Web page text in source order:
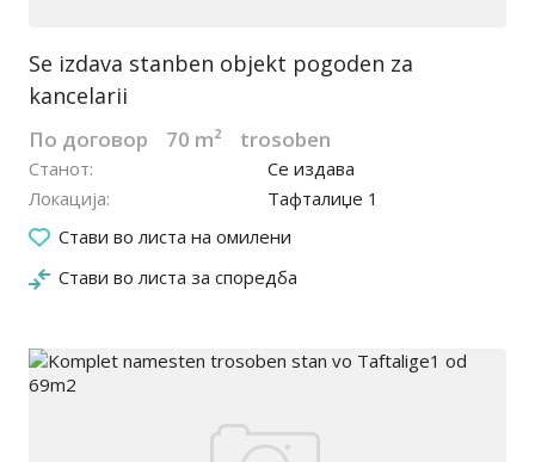
Se izdava stanben objekt pogoden za
kancelarii
По договор 70 m² trosoben
Станот
Се издава
Локација
Тафталиџе 1
Стави во листа на омилени
Стави во листа за споредба
09.06.2023